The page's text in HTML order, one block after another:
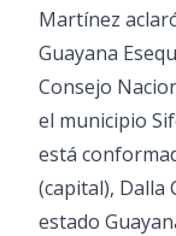
Martínez
Guayana
Consejo
el municipio
está
(capital), Dalla
estado